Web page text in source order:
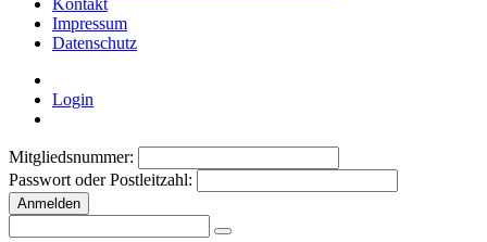
Kontakt
Impressum
Datenschutz
Login
Mitgliedsnummer:
Passwort oder Postleitzahl:
Anmelden